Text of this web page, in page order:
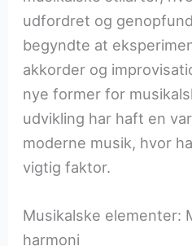
udfordret og
begyndte at
akkorder og
nye former for
udvikling har haft en
moderne musik, hvor
vigtig faktor.
Musikalske elementer:
harmoni